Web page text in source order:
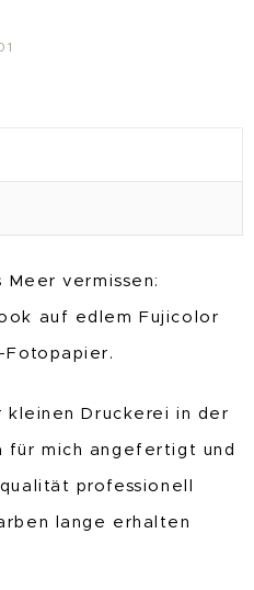
Meer vermissen:
auf edlem Fujicolor
Fotopapier.
kleinen Druckerei in der
für mich angefertigt und
professionell
lange erhalten